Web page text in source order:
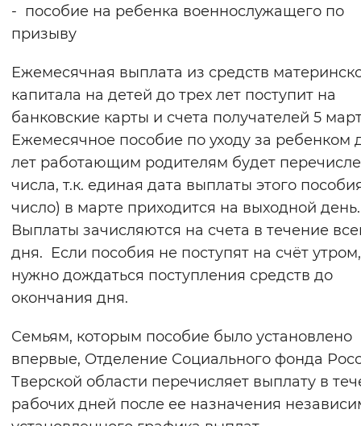
Вернуть стандартные настройки
- пособие на ребенка военнослужащего по
призыву
Ежемесячная выплата из средств
капитала на детей до трех лет поступит на
банковские карты и счета получателей 5
Ежемесячное пособие по уходу за ребенком
лет работающим родителям будет
числа, т.к. единая дата выплаты этого
число) в марте приходится на выходной день.
Выплаты зачисляются на счета в течение
дня. Если пособия не поступят на счёт утром,
нужно дождаться поступления средств до
окончания дня.
Семьям, которым пособие было установлено
впервые, Отделение Социального фонда
Тверской области перечисляет выплату в
рабочих дней после ее назначения